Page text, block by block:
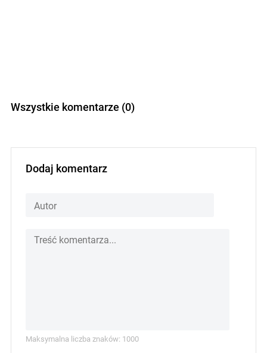
Wszystkie komentarze (0)
Dodaj komentarz
Maksymalna liczba znaków: 1000